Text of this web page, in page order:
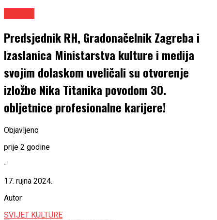
Predsjednik RH, Gradonačelnik Zagreba i
Izaslanica Ministarstva kulture i medija
svojim dolaskom uveličali su otvorenje
izložbe Nika Titanika povodom 30.
obljetnice profesionalne karijere!
Objavljeno
prije 2 godine
-
17. rujna 2024.
Autor
SVIJET KULTURE